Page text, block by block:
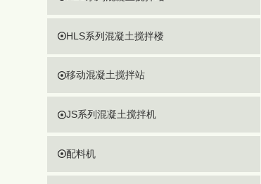
HLS系列混凝土搅拌楼
移动混凝土搅拌站
JS系列混凝土搅拌机
配料机